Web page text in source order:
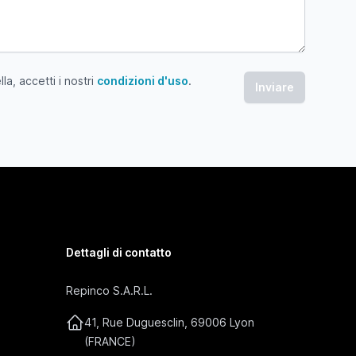
accetti i nostri condizioni d'uso
accetti i nostri condizioni d'uso.
Dettagli di contatto
Repinco S.A.R.L.
41, Rue Duguesclin, 69006 Lyon
(FRANCE)